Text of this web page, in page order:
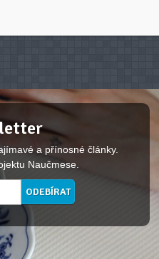
a přínosné články.
Naučmese.